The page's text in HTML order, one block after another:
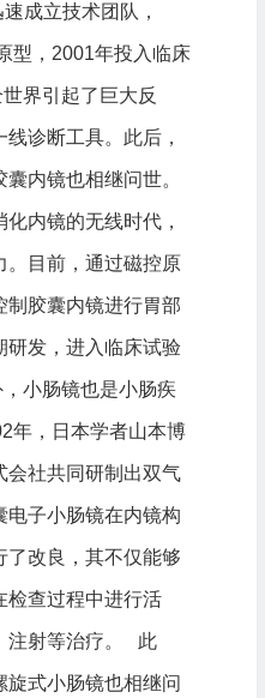
成立技术团队，
型，2001年投入临床
界引起了巨大反
诊断工具。此后，
内镜也相继问世。
内镜的无线时代，
。目前，通过磁控原
制胶囊内镜进行胃部
研发，进入临床试验
小肠镜也是小肠疾
年，日本学者山本博
会社共同研制出双气
电子小肠镜在内镜构
了改良，其不仅能够
检查过程中进行活
注射等治疗。 此
旋式小肠镜也相继问